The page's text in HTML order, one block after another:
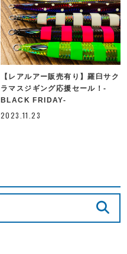
【レアルアー販売有り】羅臼サク
ラマスジギング応援セール！-
BLACK FRIDAY-
2023.11.23